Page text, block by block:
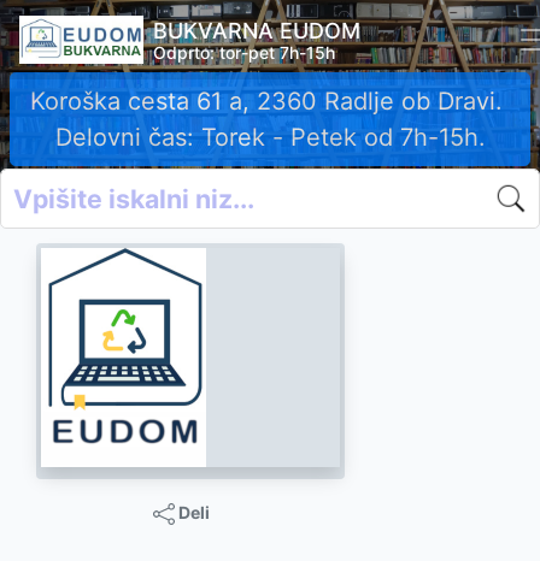
BUKVARNA EUDOM
Odprto: tor-pet 7h-15h
Koroška cesta 61 a, 2360 Radlje ob Dravi.
Delovni čas: Torek - Petek od 7h-15h.
Deli